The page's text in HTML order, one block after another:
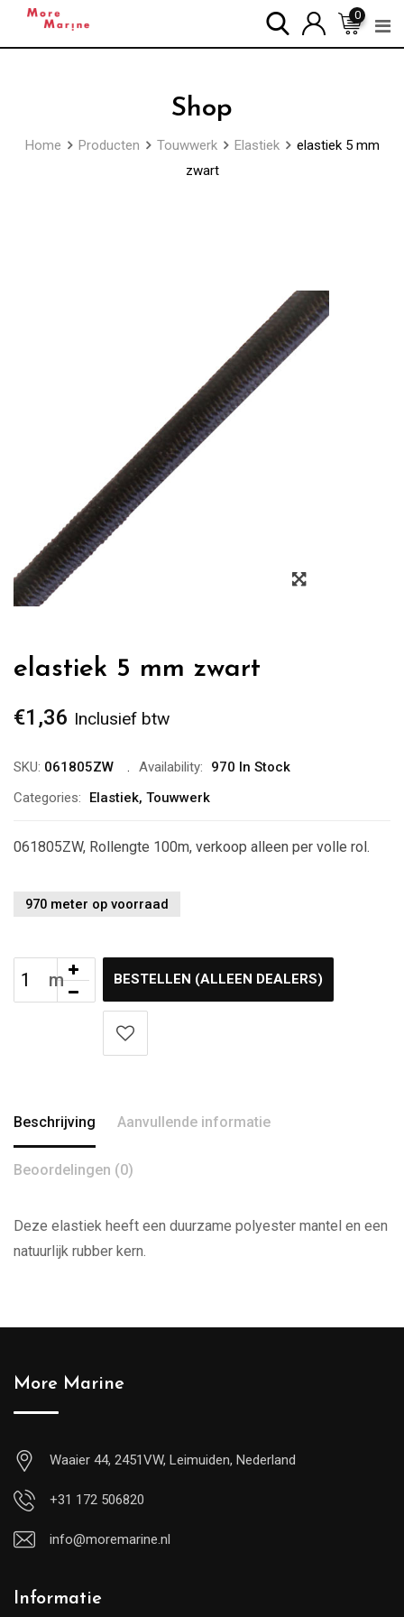
0
Shop
Home Producten Touwwerk Elastiek
elastiek 5 mm
zwart
Zoom
elastiek 5 mm zwart
€1,36 Inclusief btw
SKU: 061805ZW Availability:
970 In Stock
Categories:
Elastiek, Touwwerk
061805ZW, Rollengte 100m, verkoop alleen per volle rol.
970 meter op voorraad
BESTELLEN (ALLEEN DEALERS)
Beschrijving Aanvullende informatie
Beoordelingen (0)
Deze elastiek heeft een duurzame polyester mantel en een
natuurlijk rubber kern.
More Marine
Waaier 44, 2451VW, Leimuiden, Nederland
+31 172 506820
info@moremarine.nl
Informatie